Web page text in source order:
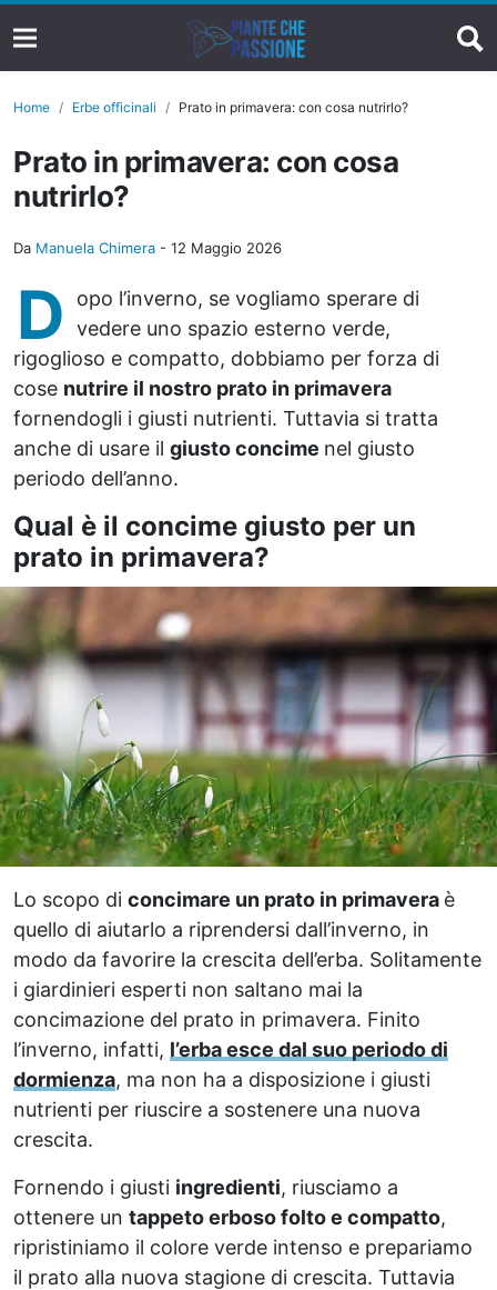
Home Erbe officinali Prato in primavera: con cosa nutrirlo?
Prato in primavera: con cosa
nutrirlo?
Da Manuela Chimera - 12 Maggio 2026
D
opo l’inverno, se vogliamo sperare di
vedere uno spazio esterno verde,
rigoglioso e compatto, dobbiamo per forza di
cose nutrire il nostro prato in primavera
fornendogli i giusti nutrienti. Tuttavia si tratta
anche di usare il giusto concime nel giusto
periodo dell’anno.
Qual è il concime giusto per un
prato in primavera?
Lo scopo di concimare un prato in primavera è
quello di aiutarlo a riprendersi dall’inverno, in
modo da favorire la crescita dell’erba. Solitamente
i giardinieri esperti non saltano mai la
concimazione del prato in primavera. Finito
l’inverno, infatti, l’erba esce dal suo periodo di
dormienza, ma non ha a disposizione i giusti
nutrienti per riuscire a sostenere una nuova
crescita.
Fornendo i giusti ingredienti, riusciamo a
ottenere un tappeto erboso folto e compatto,
ripristiniamo il colore verde intenso e prepariamo
il prato alla nuova stagione di crescita. Tuttavia